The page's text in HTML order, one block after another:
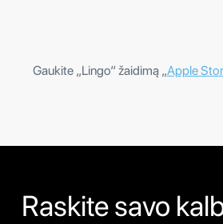
Gaukite „Lingo“ žaidimą „Apple
Raskite savo